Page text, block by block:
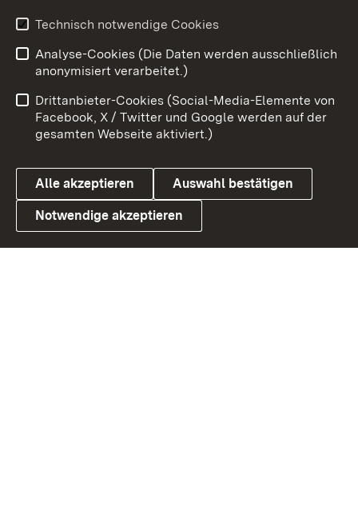
Link zum Landesportal
Impressum
Kontakt
Barrierefreiheit
Datenschutz
Cookies
Technisch notwendige Cookies
Analyse-Cookies (Die Daten werden ausschließlich
anonymisiert verarbeitet.)
Drittanbieter-Cookies (Social-Media-Elemente von
Facebook, X / Twitter und Google werden auf der
gesamten Webseite aktiviert.)
Alle akzeptieren Auswahl bestätigen
Notwendige akzeptieren